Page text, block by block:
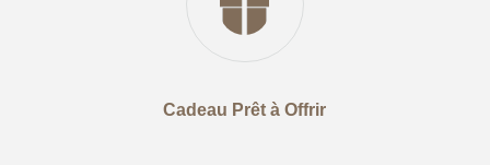
Cadeau Prêt à Offrir